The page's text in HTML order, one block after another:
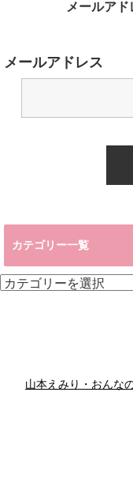
メールア
メールアドレス
カテゴリー一覧
カ
山本えみり・おんな